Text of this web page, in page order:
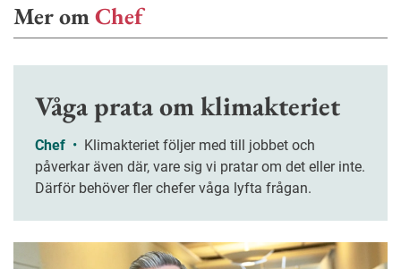
Mer omChef
Våga prata om klimakteriet
Chef •
påverkar även där, vare sig vi pratar om det eller inte.
Därför behöver fler chefer våga lyfta frågan.